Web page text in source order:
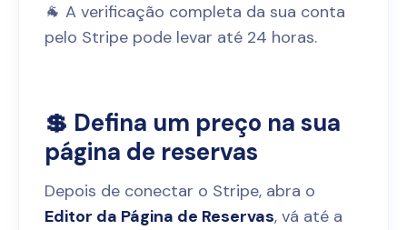
🐐 A verificação completa da sua conta
pelo Stripe pode levar até 24 horas.
💲 Defina um preço na sua
página de reservas
Depois de conectar o Stripe, abra o
Editor da Página de Reservas, vá até a